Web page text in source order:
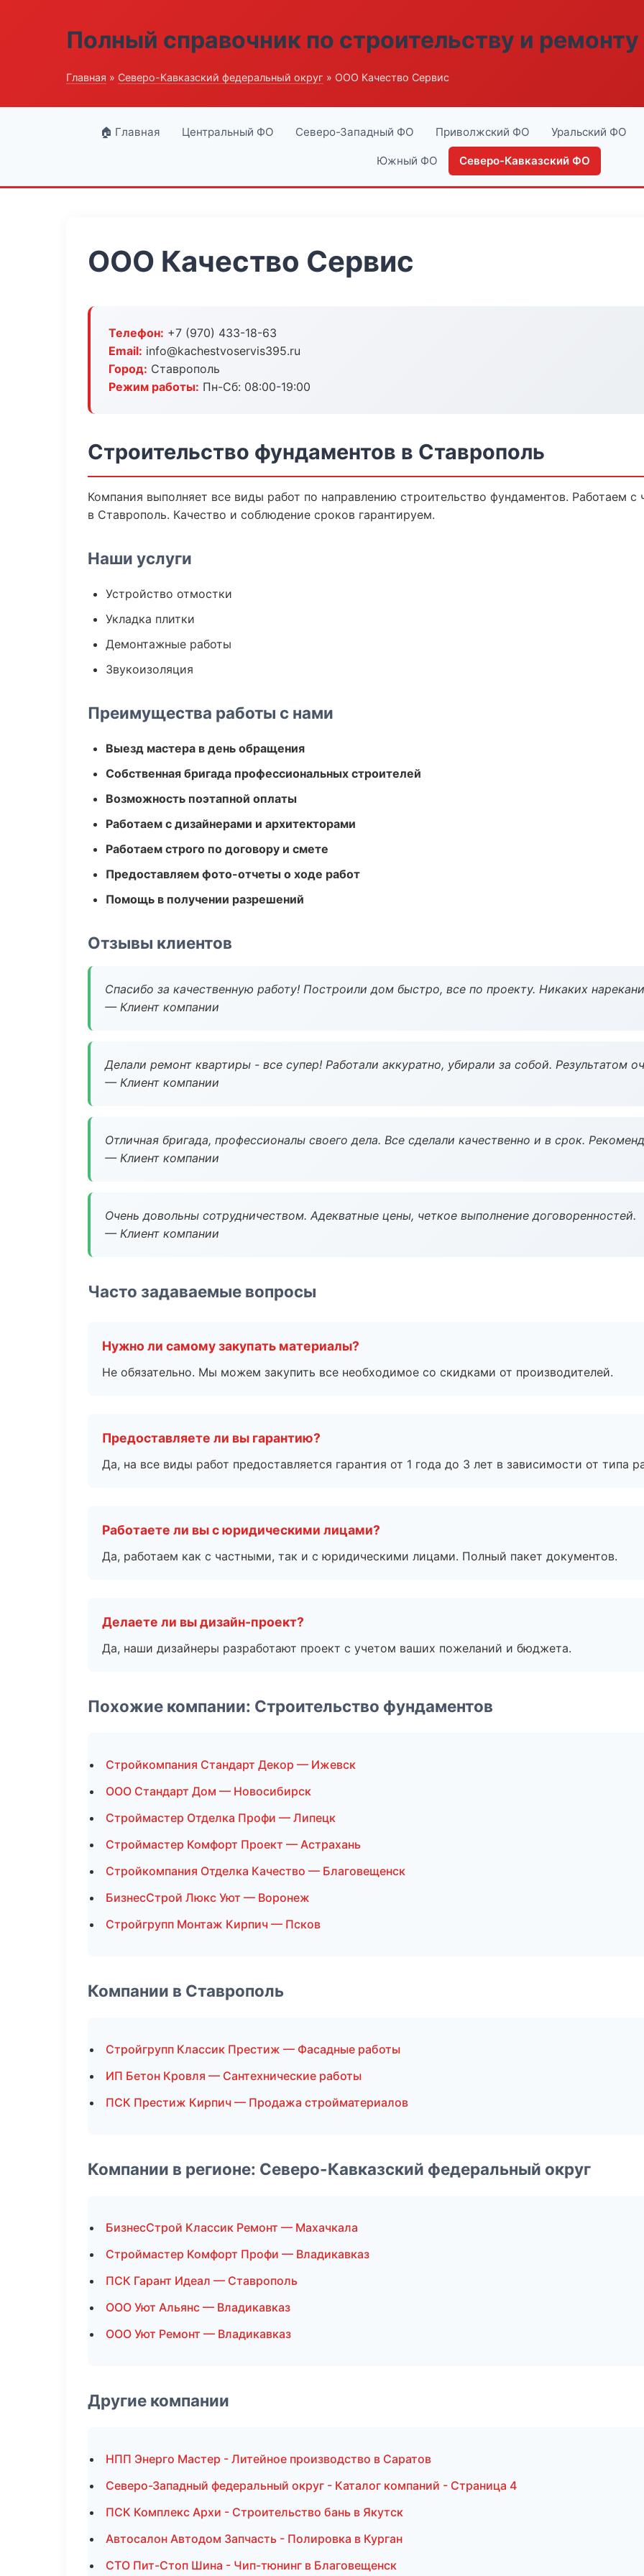
Полный справочник по строительству и ремонту
Главная » Северо-Кавказский федеральный округ » ООО Качество Сервис
🏠 Главная Центральный ФО Северо-Западный ФО Приволжский ФО Уральский ФО
Южный ФО Северо-Кавказский ФО
ООО Качество Сервис
Телефон: +7 (970) 433-18-63
Email: info@kachestvoservis395.ru
Город: Ставрополь
Режим работы: Пн-Сб: 08:00-19:00
Строительство фундаментов в Ставрополь
Компания выполняет все виды работ по направлению строительство фундаментов. Работаем
в Ставрополь. Качество и соблюдение сроков гарантируем.
Наши услуги
Устройство отмостки
Укладка плитки
Демонтажные работы
Звукоизоляция
Преимущества работы с нами
Выезд мастера в день обращения
Собственная бригада профессиональных строителей
Возможность поэтапной оплаты
Работаем с дизайнерами и архитекторами
Работаем строго по договору и смете
Предоставляем фото-отчеты о ходе работ
Помощь в получении разрешений
Отзывы клиентов
Спасибо за качественную работу! Построили дом быстро, все по проекту. Никаких
— Клиент компании
Делали ремонт квартиры - все супер! Работали аккуратно, убирали за собой. Результатом
— Клиент компании
Отличная бригада, профессионалы своего дела. Все сделали качественно и в срок.
— Клиент компании
Очень довольны сотрудничеством. Адекватные цены, четкое выполнение договоренностей.
— Клиент компании
Часто задаваемые вопросы
Нужно ли самому закупать материалы?
Не обязательно. Мы можем закупить все необходимое со скидками от производителей.
Предоставляете ли вы гарантию?
Да, на все виды работ предоставляется гарантия от 1 года до 3 лет в зависимости от типа
Работаете ли вы с юридическими лицами?
Да, работаем как с частными, так и с юридическими лицами. Полный пакет документов.
Делаете ли вы дизайн-проект?
Да, наши дизайнеры разработают проект с учетом ваших пожеланий и бюджета.
Похожие компании: Строительство фундаментов
Стройкомпания Стандарт Декор — Ижевск
ООО Стандарт Дом — Новосибирск
Строймастер Отделка Профи — Липецк
Строймастер Комфорт Проект — Астрахань
Стройкомпания Отделка Качество — Благовещенск
БизнесСтрой Люкс Уют — Воронеж
Стройгрупп Монтаж Кирпич — Псков
Компании в Ставрополь
Стройгрупп Классик Престиж — Фасадные работы
ИП Бетон Кровля — Сантехнические работы
ПСК Престиж Кирпич — Продажа стройматериалов
Компании в регионе: Северо-Кавказский федеральный округ
БизнесСтрой Классик Ремонт — Махачкала
Строймастер Комфорт Профи — Владикавказ
ПСК Гарант Идеал — Ставрополь
ООО Уют Альянс — Владикавказ
ООО Уют Ремонт — Владикавказ
Другие компании
НПП Энерго Мастер - Литейное производство в Саратов
Северо-Западный федеральный округ - Каталог компаний - Страница 4
ПСК Комплекс Архи - Строительство бань в Якутск
Автосалон Автодом Запчасть - Полировка в Курган
СТО Пит-Стоп Шина - Чип-тюнинг в Благовещенск